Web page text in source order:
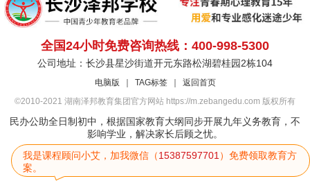
全国24小时免费咨询热线：400-998-5300
公司地址：长沙县星沙街道开元东路松湖碧桂园2栋104
电脑版 TAG标签
返回首页
©2010-2021 湖南泽邦教育集团官方网站 https://m.zebangedu.com 版权所有
民办公助全日制初中，根据国家教育大纲同步开展九年义务教育，不
影响学业，解决家长后顾之忧。
我是课程顾问小艾，加我微信（15387597701 ）免费领取教育方
案。